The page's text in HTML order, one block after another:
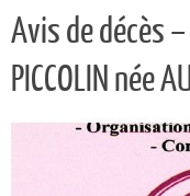
Avis de décès
PICCOLIN née